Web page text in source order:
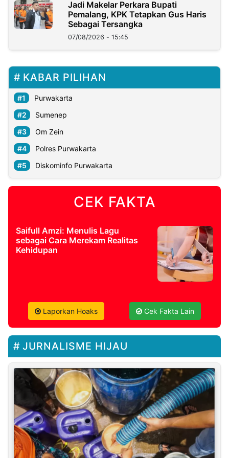
Jadi Makelar Perkara Bupati
Pemalang, KPK Tetapkan Gus Haris
Sebagai Tersangka
07/08/2026 - 15:45
KABAR PILIHAN
Purwakarta
Sumenep
Om Zein
Polres Purwakarta
Diskominfo Purwakarta
CEK FAKTA
Saifull Amzi: Menulis Lagu
sebagai Cara Merekam Realitas
Kehidupan
Laporkan Hoaks Cek Fakta Lain
JURNALISME HIJAU